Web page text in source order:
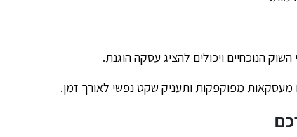
הנוכחיים ויכולים להציג עסקה הוגנת.
מפוקפקות ותעניק שקט נפשי לאורך זמן.